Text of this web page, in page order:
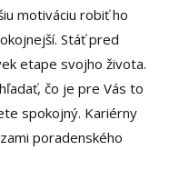
motiváciu robiť ho
Stáť pred
etape svojho života.
čo je pre Vás to
spokojný. Kariérny
poradenského